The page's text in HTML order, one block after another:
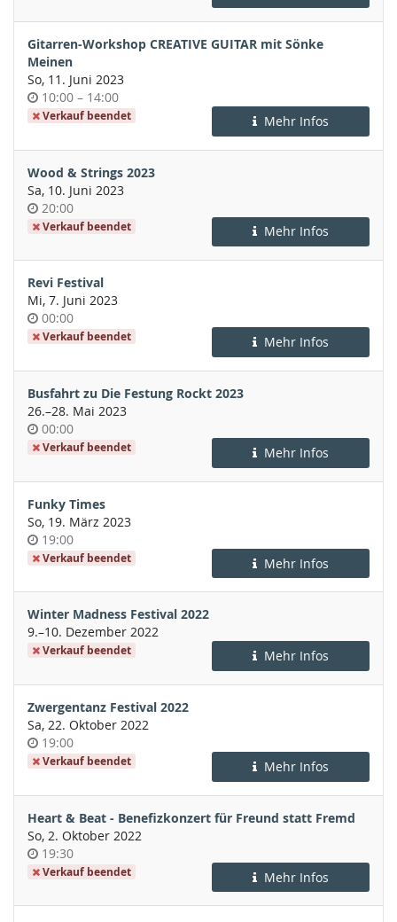
Gitarren-Workshop CREATIVE GUITAR mit Sönke
Meinen
So, 11. Juni 2023
Uhrzeit
10:00 –bis
14:00
Verkauf beendet Mehr Infos
Wood & Strings 2023
Sa, 10. Juni 2023
Uhrzeit
20:00
Verkauf beendet Mehr Infos
Revi Festival
Mi, 7. Juni 2023
Uhrzeit
00:00
Verkauf beendet Mehr Infos
Busfahrt zu Die Festung Rockt 2023
26.–bis
28. Mai 2023
Uhrzeit
00:00
Verkauf beendet Mehr Infos
Funky Times
So, 19. März 2023
Uhrzeit
19:00
Verkauf beendet Mehr Infos
Winter Madness Festival 2022
9.–bis
10. Dezember 2022
Verkauf beendet Mehr Infos
Zwergentanz Festival 2022
Sa, 22. Oktober 2022
Uhrzeit
19:00
Verkauf beendet Mehr Infos
Heart & Beat - Benefizkonzert für Freund statt Fremd
So, 2. Oktober 2022
Uhrzeit
19:30
Verkauf beendet Mehr Infos